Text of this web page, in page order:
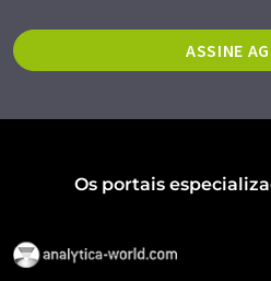
ASSINE
Os portais